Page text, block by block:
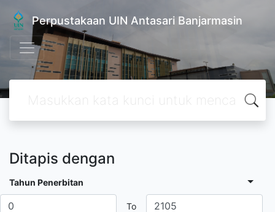
Perpustakaan UIN Antasari Banjarmasin
Ditapis dengan
Tahun Penerbitan
To